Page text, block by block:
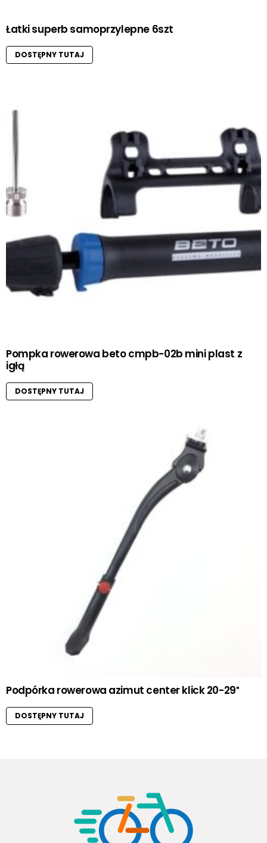
Łatki superb samoprzylepne 6szt
DOSTĘPNY TUTAJ
Pompka rowerowa beto cmpb-02b mini plast z
igłą
DOSTĘPNY TUTAJ
Podpórka rowerowa azimut center klick 20-29″
DOSTĘPNY TUTAJ